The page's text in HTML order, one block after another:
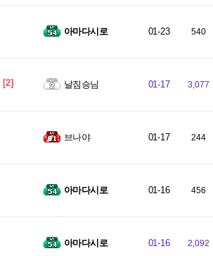
아마다시로 01-23 540
[2] 날짐승님 01-17 3,077
브나야 01-17 244
아마다시로 01-16 456
아마다시로 01-16 2,092